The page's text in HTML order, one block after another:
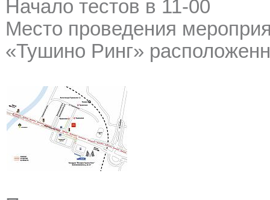
Начало тестов в 11-00
Место проведения
«Тушино Ринг»